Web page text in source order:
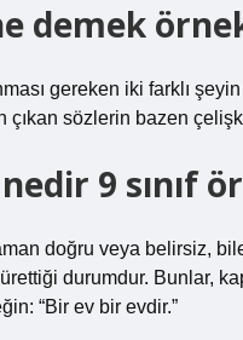
demek
gereken iki farklı
çıkan sözlerin bazen
9 sınıf
doğru veya belirsiz,
durumdur. Bunlar,
“Bir ev bir evdir.”